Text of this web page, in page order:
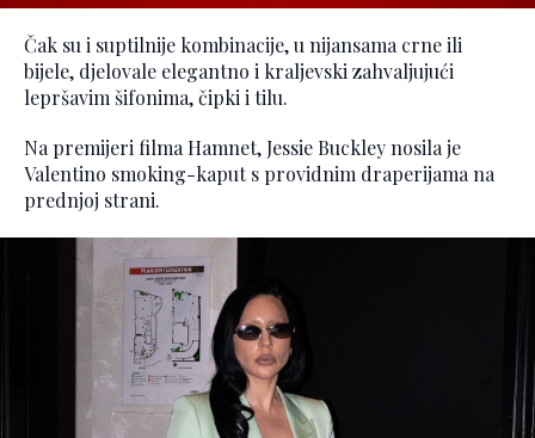
Čak su i suptilnije kombinacije, u nijansama crne ili
bijele, djelovale elegantno i kraljevski zahvaljujući
lepršavim šifonima, čipki i tilu.
Na premijeri filma Hamnet, Jessie Buckley nosila je
Valentino smoking-kaput s providnim draperijama na
prednjoj strani.